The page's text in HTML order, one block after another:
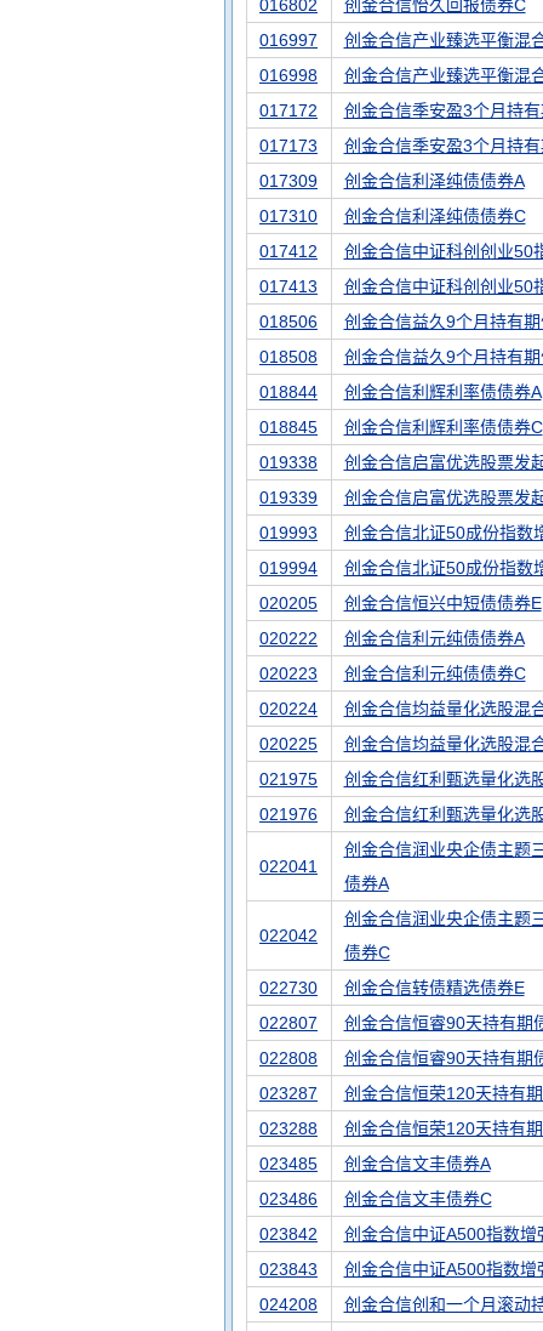
016802
创金合信怡久回报债券C
016997
创金合信产业臻选平衡混
016998
创金合信产业臻选平衡混
017172
创金合信季安盈3个月持
017173
创金合信季安盈3个月持
017309
创金合信利泽纯债债券A
017310
创金合信利泽纯债债券C
017412
创金合信中证科创创业50
017413
创金合信中证科创创业50
018506
创金合信益久9个月持有
018508
创金合信益久9个月持有
018844
创金合信利辉利率债债券A
018845
创金合信利辉利率债债券C
019338
创金合信启富优选股票发
019339
创金合信启富优选股票发
019993
创金合信北证50成份指数
019994
创金合信北证50成份指数
020205
创金合信恒兴中短债债券E
020222
创金合信利元纯债债券A
020223
创金合信利元纯债债券C
020224
创金合信均益量化选股混
020225
创金合信均益量化选股混
021975
创金合信红利甄选量化选
021976
创金合信红利甄选量化选
022041
创金合信润业央企债主题
债券A
022042
创金合信润业央企债主题
债券C
022730
创金合信转债精选债券E
022807
创金合信恒睿90天持有期
022808
创金合信恒睿90天持有期
023287
创金合信恒荣120天持有
023288
创金合信恒荣120天持有
023485
创金合信文丰债券A
023486
创金合信文丰债券C
023842
创金合信中证A500指数增
023843
创金合信中证A500指数增
024208
创金合信创和一个月滚动